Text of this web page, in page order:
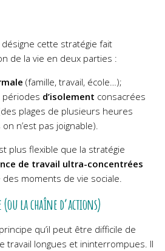
désigne cette stratégie fait
de la vie en deux parties :
(famille, travail, école…);
périodes d’isolement consacrées
plages de plusieurs heures
n’est pas joignable).
plus flexible que la stratégie
de travail ultra-concentrées
moments de vie sociale.
la chaîne d’actions)
qu’il peut être difficile de
travail longues et ininterrompues. Il